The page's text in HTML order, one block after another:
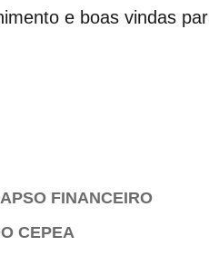
e boas vindas
FINANCEIRO
CEPEA